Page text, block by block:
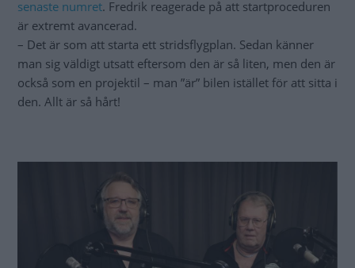
senaste numret. Fredrik reagerade på att startproceduren
är extremt avancerad.
– Det är som att starta ett stridsflygplan. Sedan känner
man sig väldigt utsatt eftersom den är så liten, men den är
också som en projektil – man ”är” bilen istället för att sitta i
den. Allt är så hårt!